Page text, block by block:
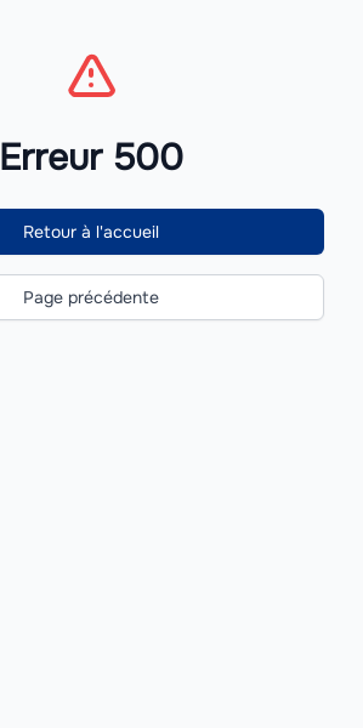
Erreur 500
Retour à l'accueil
Page précédente